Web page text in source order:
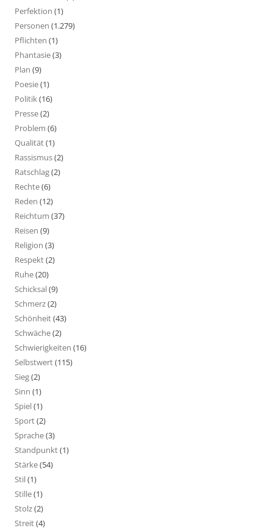
Perfektion (1)
Personen (1.279)
Pflichten (1)
Phantasie(3)
Plan (9)
Poesie(1)
Politik(16)
Presse(2)
Problem (6)
Qualität(1)
Rassismus(2)
Ratschlag(2)
Rechte(6)
Reden (12)
Reichtum (37)
Reisen (9)
Religion (3)
Respekt(2)
Ruhe(20)
Schicksal(9)
Schmerz(2)
Schönheit(43)
Schwäche(2)
Schwierigkeiten (16)
Selbstwert(115)
Sieg(2)
Sinn (1)
Spiel(1)
Sport(2)
Sprache(3)
Standpunkt(1)
Stärke(54)
Stil(1)
Stille(1)
Stolz(2)
Streit(4)